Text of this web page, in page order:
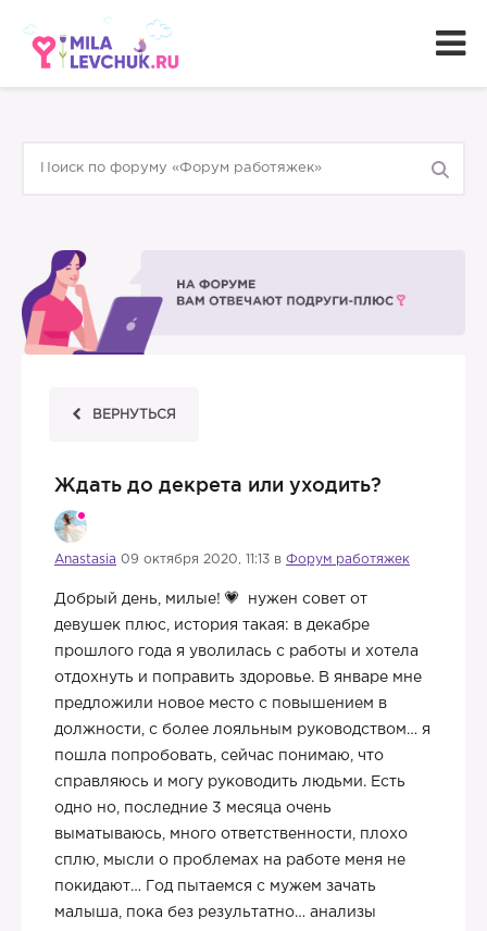
ВЕРНУТЬСЯ
Ждать до декрета или уходить?
Anastasia 09 октября 2020, 11:13 в Форум работяжек
Добрый день, милые!
нужен совет от
девушек плюс, история такая: в декабре
прошлого года я уволилась с работы и хотела
отдохнуть и поправить здоровье. В январе мне
предложили новое место с повышением в
должности, с более лояльным руководством… я
пошла попробовать, сейчас понимаю, что
справляюсь и могу руководить людьми. Есть
одно но, последние 3 месяца очень
выматываюсь, много ответственности, плохо
сплю, мысли о проблемах на работе меня не
покидают… Год пытаемся с мужем зачать
малыша, пока без результатно… анализы